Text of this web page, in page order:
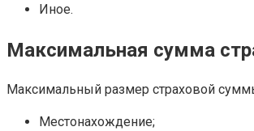
Иное.
Максимальная сумма
Максимальный размер страховой
Местонахождение;